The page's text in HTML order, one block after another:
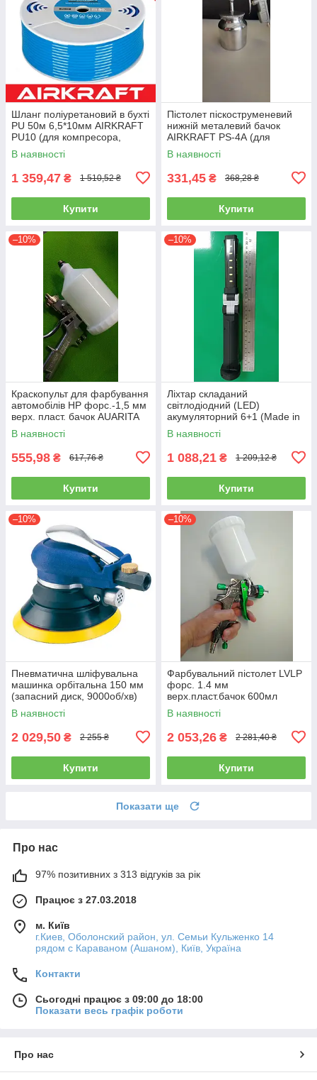
Шланг поліуретановий в бухті
PU 50м 6,5*10мм AIRKRAFT
PU10 (для компресора,
пневматичний, повітряний)
В наявності
1 359,47 ₴ 1 510,52 ₴
Купити
Пістолет піскоструменевий
нижній металевий бачок
AIRKRAFT PS-4А (для
розпилення, нагнітання,
пневмопістолет)
В наявності
331,45 ₴ 368,28 ₴
Купити
–10%
Краскопульт для фарбування
автомобілів HP форс.-1,5 мм
верх. пласт. бачок AUARITA
S-990P-1.8
В наявності
555,98 ₴ 617,76 ₴
Купити
–10%
Ліхтар складаний
світлодіодний (LED)
акумуляторний 6+1 (Made in
GERMANY) WL-0601
(ліхтарик, ручний)
В наявності
1 088,21 ₴ 1 209,12 ₴
Купити
–10%
Пневматична шліфувальна
машинка орбітальна 150 мм
(запасний диск, 9000об/хв)
AIRKRAFT AT-980-6V
В наявності
2 029,50 ₴ 2 255 ₴
Купити
–10%
Фарбувальний пістолет LVLP
форс. 1.4 мм
верх.пласт.бачок 600мл
AUARITA L-897-1.4
В наявності
2 053,26 ₴ 2 281,40 ₴
Купити
Показати ще
Про нас
97% позитивних з 313 відгуків за рік
Працює з 27.03.2018
м. Київ
г.Киев, Оболонский район, ул. Семьи Кульженко 14
рядом с Караваном (Ашаном), Київ, Україна
Контакти
Сьогодні працює з 09:00 до 18:00
Показати весь графік роботи
Про нас